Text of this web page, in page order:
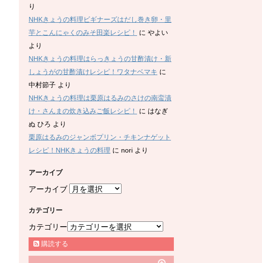
り
NHKきょうの料理ビギナーズはだし巻き卵・里
芋とこんにゃくのみそ田楽レシピ！
に やよい
より
NHKきょうの料理はらっきょうの甘酢漬け・新
しょうがの甘酢漬けレシピ！ワタナベマキ に
中村節子 より
NHKきょうの料理は栗原はるみのさけの南蛮漬
け・さんまの炊き込みご飯レシピ！
に はなぎ
ぬ ひろ より
栗原はるみのジャンボプリン・チキンナゲット
レシピ！NHKきょうの料理 に nori より
アーカイブ
アーカイブ
カテゴリー
カテゴリー
購読する